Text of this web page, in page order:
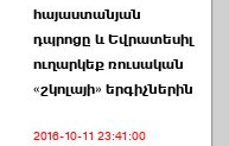
հայաստանյան
դպրոցը և Եվրատեսիլ
ուղարկեք ռուսական
«շկոլայի» երգիչներին
2016-10-11 23:41:00